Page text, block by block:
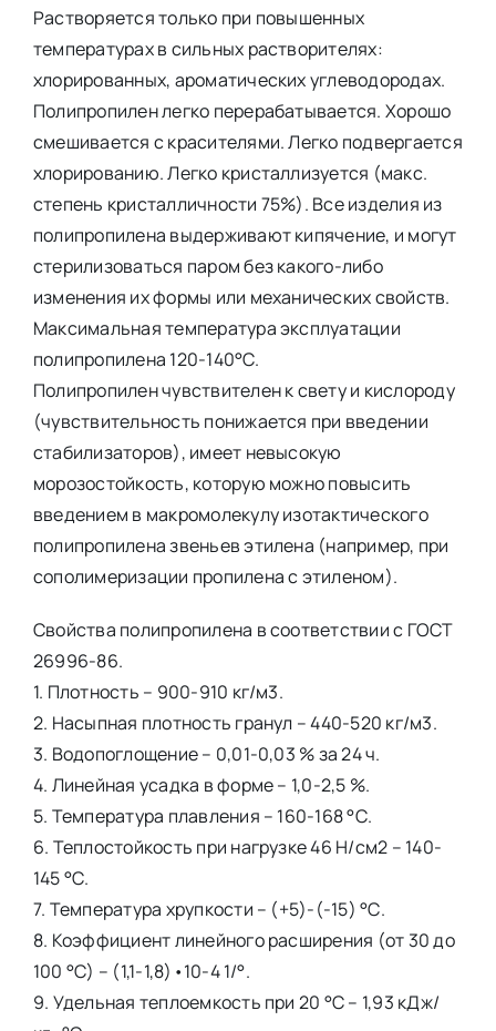
Растворяется только при повышенных
температурах в сильных растворителях:
хлорированных, ароматических углеводородах.
Полипропилен легко перерабатывается. Хорошо
смешивается с красителями. Легко подвергается
хлорированию. Легко кристаллизуется (макс.
степень кристалличности 75%). Все изделия из
полипропилена выдерживают кипячение, и могут
стерилизоваться паром без какого-либо
изменения их формы или механических свойств.
Максимальная температура эксплуатации
полипропилена 120-140°C.
Полипропилен чувствителен к свету и кислороду
(чувствительность понижается при введении
стабилизаторов), имеет невысокую
морозостойкость, которую можно повысить
введением в макромолекулу изотактического
полипропилена звеньев этилена (например, при
сополимеризации пропилена с этиленом).
Свойства полипропилена в соответствии с ГОСТ
26996-86.
1. Плотность – 900-910 кг/м3.
2. Насыпная плотность гранул – 440-520 кг/м3.
3. Водопоглощение – 0,01-0,03 % за 24 ч.
4. Линейная усадка в форме – 1,0-2,5 %.
5. Температура плавления – 160-168 °С.
6. Теплостойкость при нагрузке 46 Н/см2 – 140-
145 °С.
7. Температура хрупкости – (+5)-(-15) °С.
8. Коэффициент линейного расширения (от 30 до
100 °С) – (1,1-1,8)•10-4 1/°.
9. Удельная теплоемкость при 20 °С – 1,93 кДж/